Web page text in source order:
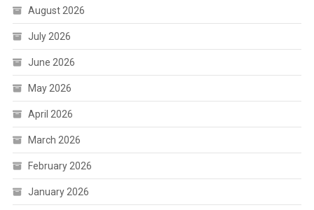
August 2026
July 2026
June 2026
May 2026
April 2026
March 2026
February 2026
January 2026